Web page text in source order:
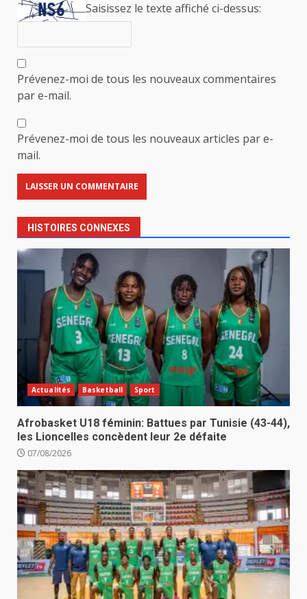
Saisissez le texte affiché ci-dessus:
Prévenez-moi de tous les nouveaux commentaires
par e-mail.
Prévenez-moi de tous les nouveaux articles par e-
mail.
HISTOIRES CONNEXES
Actualités Basketball Sport
Afrobasket U18 féminin: Battues par Tunisie (43-44),
les Lioncelles concèdent leur 2e défaite
07/08/2026